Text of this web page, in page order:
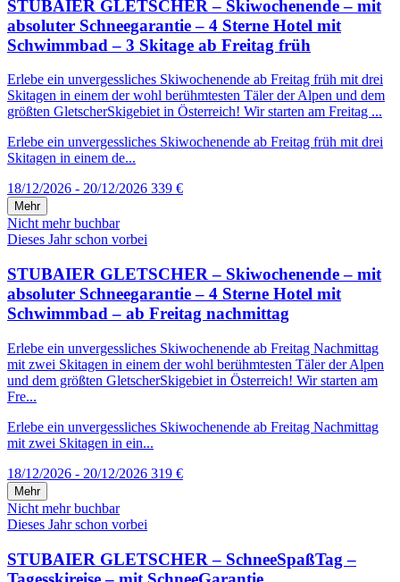
STUBAIER GLETSCHER – Skiwochenende – mit
absoluter Schneegarantie – 4 Sterne Hotel mit
Schwimmbad – 3 Skitage ab Freitag früh
Erlebe ein unvergessliches Skiwochenende ab Freitag früh mit drei
Skitagen in einem der wohl berühmtesten Täler der Alpen und dem
größten GletscherSkigebiet in Österreich! Wir starten am Freitag ...
Erlebe ein unvergessliches Skiwochenende ab Freitag früh mit drei
Skitagen in einem de...
18/12/2026 - 20/12/2026 339 €
Mehr
Nicht mehr buchbar
Dieses Jahr schon vorbei
STUBAIER GLETSCHER – Skiwochenende – mit
absoluter Schneegarantie – 4 Sterne Hotel mit
Schwimmbad – ab Freitag nachmittag
Erlebe ein unvergessliches Skiwochenende ab Freitag Nachmittag
mit zwei Skitagen in einem der wohl berühmtesten Täler der Alpen
und dem größten GletscherSkigebiet in Österreich! Wir starten am
Fre...
Erlebe ein unvergessliches Skiwochenende ab Freitag Nachmittag
mit zwei Skitagen in ein...
18/12/2026 - 20/12/2026 319 €
Mehr
Nicht mehr buchbar
Dieses Jahr schon vorbei
STUBAIER GLETSCHER – SchneeSpaßTag –